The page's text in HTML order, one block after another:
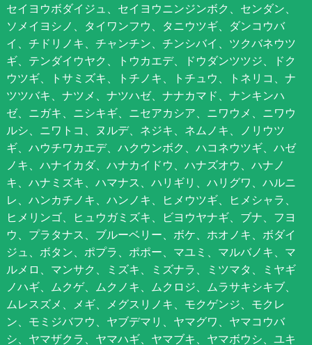
セイヨウボダイジュ、セイヨウニンジンボク、センダン、
ソメイヨシノ、タイワンフウ、タニウツギ、ダンコウバ
イ、チドリノキ、チャンチン、チンシバイ、ツクバネウツ
ギ、テンダイウヤク、トウカエデ、ドウダンツツジ、ドク
ウツギ、トサミズキ、トチノキ、トチュウ、トネリコ、ナ
ツツバキ、ナツメ、ナツハゼ、ナナカマド、ナンキンハ
ゼ、ニガキ、ニシキギ、ニセアカシア、ニワウメ、ニワウ
ルシ、ニワトコ、ヌルデ、ネジキ、ネムノキ、ノリウツ
ギ、ハウチワカエデ、ハクウンボク、ハコネウツギ、ハゼ
ノキ、ハナイカダ、ハナカイドウ、ハナズオウ、ハナノ
キ、ハナミズキ、ハマナス、ハリギリ、ハリグワ、ハルニ
レ、ハンカチノキ、ハンノキ、ヒメウツギ、ヒメシャラ、
ヒメリンゴ、ヒュウガミズキ、ビヨウヤナギ、ブナ、フヨ
ウ、プラタナス、ブルーベリー、ボケ、ホオノキ、ボダイ
ジュ、ボタン、ポプラ、ポポー、マユミ、マルバノキ、マ
ルメロ、マンサク、ミズキ、ミズナラ、ミツマタ、ミヤギ
ノハギ、ムクゲ、ムクノキ、ムクロジ、ムラサキシキブ、
ムレスズメ、メギ、メグスリノキ、モクゲンジ、モクレ
ン、モミジバフウ、ヤブデマリ、ヤマグワ、ヤマコウバ
シ、ヤマザクラ、ヤマハギ、ヤマブキ、ヤマボウシ、ユキ